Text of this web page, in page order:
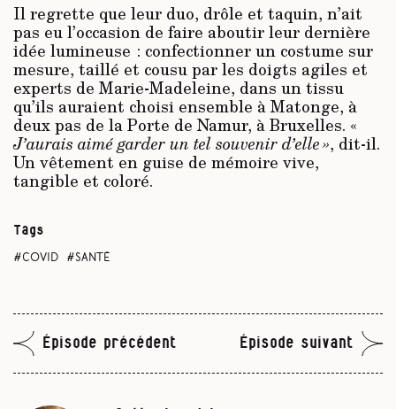
Il regrette que leur duo, drôle et taquin, n’ait
pas eu l’occasion de faire aboutir leur dernière
idée lumineuse : confectionner un costume sur
mesure, taillé et cousu par les doigts agiles et
experts de Marie-Madeleine, dans un tissu
qu’ils auraient choisi ensemble à Matonge, à
deux pas de la Porte de Namur, à Bruxelles. «
J’aurais aimé garder un tel souvenir d’elle », dit-il.
Un vêtement en guise de mémoire vive,
tangible et coloré.
Tags
covid santé
Épisode précédent Épisode suivant